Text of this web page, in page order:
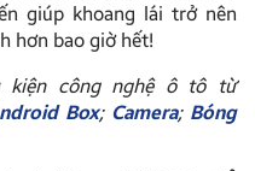
giúp khoang lái trở nên
hơn bao giờ hết!
kiện công nghệ ô tô từ
Box; Camera; Bóng